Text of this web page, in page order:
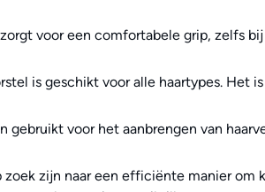
voor een comfortabele grip, zelfs
is geschikt voor alle haartypes. Het
voor het aanbrengen van
zoek zijn naar een efficiënte manier